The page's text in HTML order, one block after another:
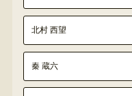
北村 西望
秦 蔵六